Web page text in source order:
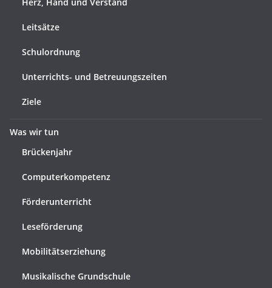
Leitsätze
Schulordnung
Unterrichts- und Betreuungszeiten
Ziele
Was wir tun
Brückenjahr
Computerkompetenz
Förderunterricht
Leseförderung
Mobilitätserziehung
Musikalische Grundschule